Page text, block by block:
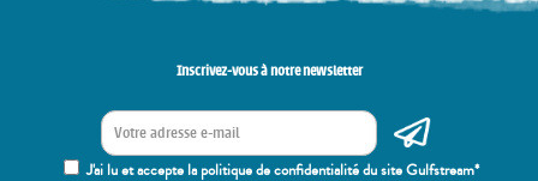
Inscrivez-vous à notre newsletter
J'ai lu et accepte la politique de confidentialité du site Gulfstream*